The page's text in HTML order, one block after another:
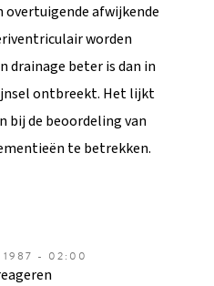
overtuigende afwijkende
worden
drainage beter is dan in
ontbreekt. Het lijkt
bij de beoordeling van
te betrekken.
1987 - 02:00